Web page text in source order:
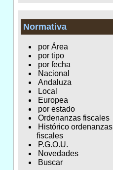
Normativa
por Área
por tipo
por fecha
Nacional
Andaluza
Local
Europea
por estado
Ordenanzas fiscales
Histórico ordenanzas
fiscales
P.G.O.U.
Novedades
Buscar